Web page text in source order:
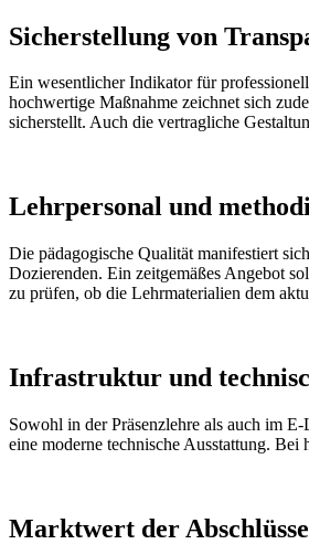
Sicherstellung von
Ein wesentlicher Indikator für
hochwertige Maßnahme zeichnet sich
sicherstellt. Auch die vertragliche
Lehrpersonal und
Die pädagogische Qualität manifestiert
Dozierenden. Ein zeitgemäßes Angebot
zu prüfen, ob die Lehrmaterialien dem
Infrastruktur und
Sowohl in der Präsenzlehre als auch im
eine moderne technische Ausstattung.
Marktwert der